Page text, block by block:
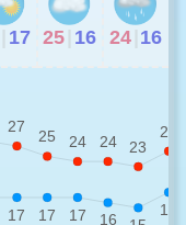
17 25 16 24 16